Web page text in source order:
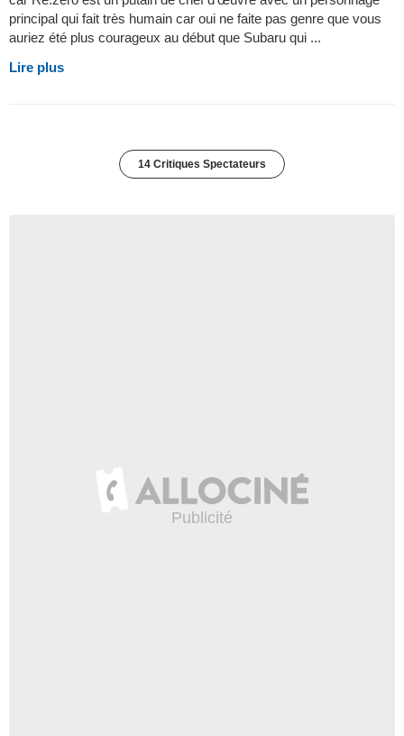
principal qui fait très humain car oui ne faite pas genre que vous
auriez été plus courageux au début que Subaru qui ...
Lire plus
14 Critiques Spectateurs